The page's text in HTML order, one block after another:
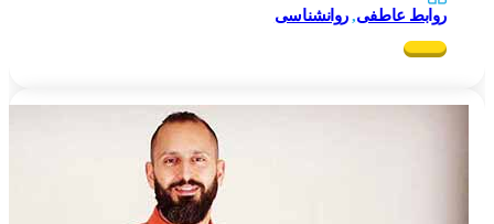
روابط عاطفی,روانشناسی